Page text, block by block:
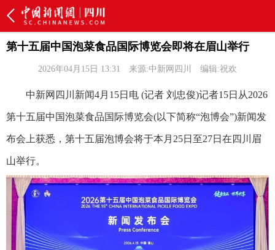
第十五届中国泡菜食品国际博览会即将在眉山举行
2026年04月15日 13:31 来源:中新网四川 编辑:祝欢
中新网四川新闻4月15日电 (记者 刘忠俊)记者15日从2026
第十五届中国泡菜食品国际博览会(以下简称“泡博会”)新闻发
布会上获悉，第十五届泡博会将于本月25日至27日在四川眉
山举行。